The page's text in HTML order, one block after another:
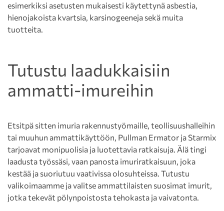
esimerkiksi asetusten mukaisesti käytettynä asbestia,
hienojakoista kvartsia, karsinogeeneja sekä muita
tuotteita.
Tutustu laadukkaisiin
ammatti-imureihin
Etsitpä sitten imuria rakennustyömaille, teollisuushalleihin
tai muuhun ammattikäyttöön, Pullman Ermator ja Starmix
tarjoavat monipuolisia ja luotettavia ratkaisuja. Älä tingi
laadusta työssäsi, vaan panosta imuriratkaisuun, joka
kestää ja suoriutuu vaativissa olosuhteissa. Tutustu
valikoimaamme ja valitse ammattilaisten suosimat imurit,
jotka tekevät pölynpoistosta tehokasta ja vaivatonta.